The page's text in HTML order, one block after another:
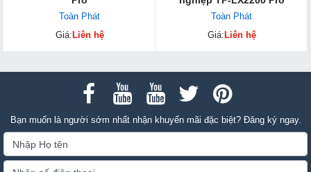
Toàn Phát
Giá: Liên hệ
Toàn Phát
Giá: Liên hệ
Bạn muốn là người sớm nhất nhận khuyến mãi đặc biệt? Đăng ký ngay.